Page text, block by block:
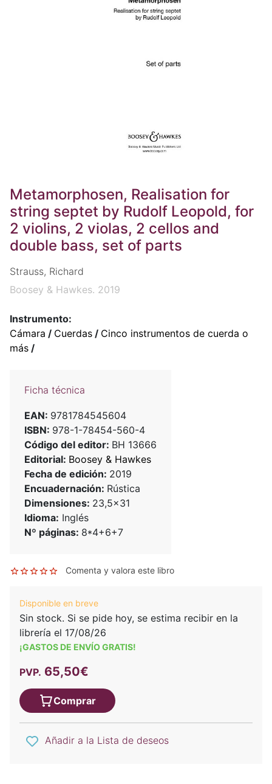
Metamorphosen, Realisation for
string septet by Rudolf Leopold, for
2 violins, 2 violas, 2 cellos and
double bass, set of parts
Strauss, Richard
Boosey & Hawkes. 2019
Instrumento:
Cámara / Cuerdas / Cinco instrumentos de cuerda o
más /
Ficha técnica
EAN: 9781784545604
ISBN: 978-1-78454-560-4
Código del editor: BH 13666
Editorial: Boosey & Hawkes
Fecha de edición: 2019
Encuadernación: Rústica
Dimensiones: 23,5x31
Idioma: Inglés
Nº páginas: 8*4+6+7
Comenta y valora este libro
Disponible en breve
Sin stock. Si se pide hoy, se estima recibir en la
librería el 17/08/26
¡GASTOS DE ENVÍO GRATIS!
PVP. 65,50€
Comprar
Añadir a la Lista de deseos